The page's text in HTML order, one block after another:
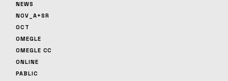
NEWS
NOV_A+SR
OCT
OMEGLE
OMEGLE CC
ONLINE
PABLIC